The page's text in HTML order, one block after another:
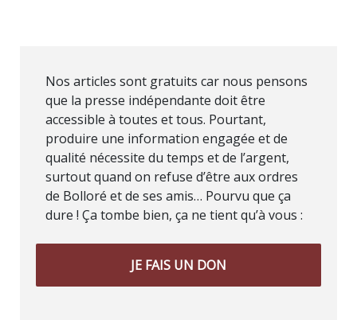
Nos articles sont gratuits car nous pensons
que la presse indépendante doit être
accessible à toutes et tous. Pourtant,
produire une information engagée et de
qualité nécessite du temps et de l’argent,
surtout quand on refuse d’être aux ordres
de Bolloré et de ses amis… Pourvu que ça
dure ! Ça tombe bien, ça ne tient qu’à vous :
JE FAIS UN DON